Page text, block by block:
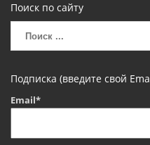
Поиск по сайту
Подписка (введите свой
Email*